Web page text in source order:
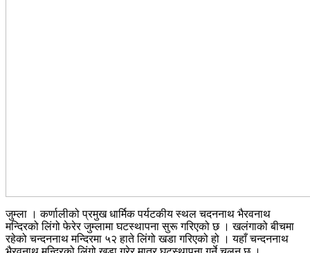
जुम्ला । कर्णालीको प्रमुख धार्मिक पर्यटकीय स्थल चदननाथ भैरवनाथ
मन्दिरको लिंगो फेरेर जुम्लामा घटस्थापना सुरू गरिएको छ । खलंगाको बीचमा
रहेको चन्दननाथ मन्दिरमा ५२ हाते लिंगो खडा गरिएको हो । यहाँ चन्दननाथ